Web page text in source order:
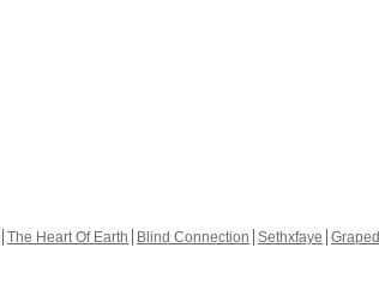
The Heart Of Earth Blind Connection Sethxfaye Graped